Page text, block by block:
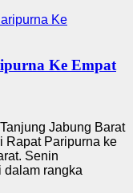
Ke Empat
Jabung Barat
Rapat Paripurna ke
Senin
dalam rangka